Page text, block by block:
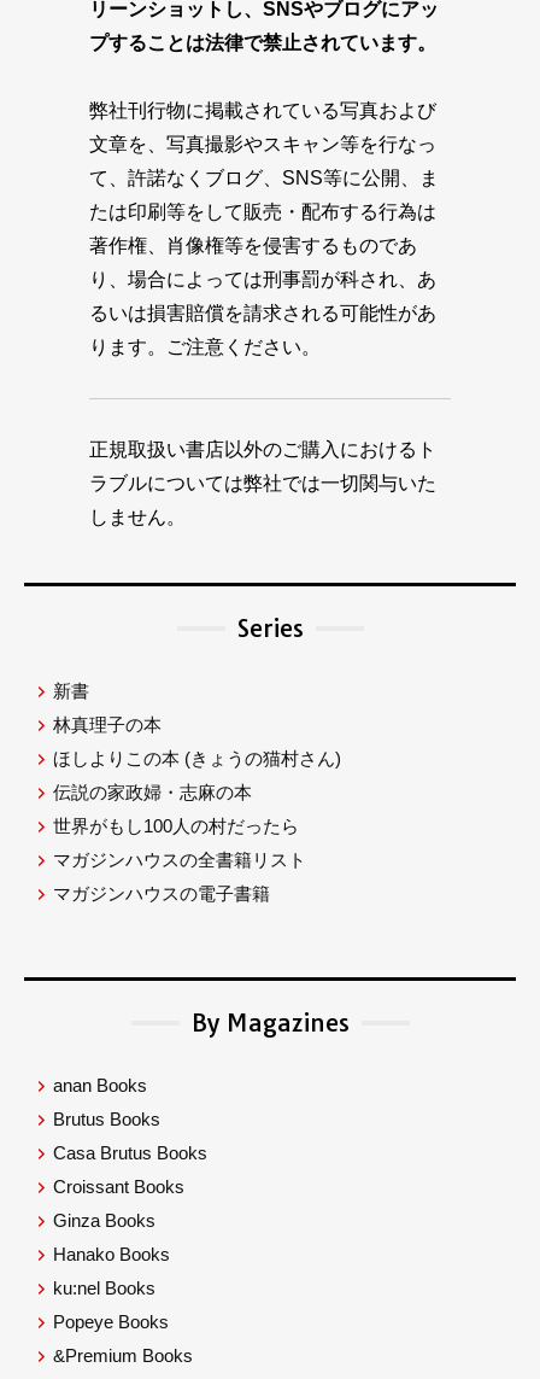
リーンショットし、SNSやブログにアッ
プすることは法律で禁止されています。
弊社刊行物に掲載されている写真および
文章を、写真撮影やスキャン等を行なっ
て、許諾なくブログ、SNS等に公開、ま
たは印刷等をして販売・配布する行為は
著作権、肖像権等を侵害するものであ
り、場合によっては刑事罰が科され、あ
るいは損害賠償を請求される可能性があ
ります。ご注意ください。
正規取扱い書店以外のご購入におけるト
ラブルについては弊社では一切関与いた
しません。
Series
新書
林真理子の本
ほしよりこの本 (きょうの猫村さん)
伝説の家政婦・志麻の本
世界がもし100人の村だったら
マガジンハウスの全書籍リスト
マガジンハウスの電子書籍
By Magazines
anan Books
Brutus Books
Casa Brutus Books
Croissant Books
Ginza Books
Hanako Books
ku:nel Books
Popeye Books
&Premium Books